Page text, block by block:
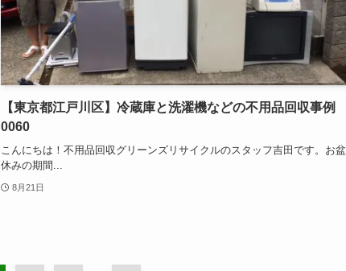
【東京都江戸川区】冷蔵庫と洗濯機などの不用品回収事例
0060
こんにちは！不用品回収グリーンズリサイクルのスタッフ吉田です。お盆
休みの期間...
8月21日